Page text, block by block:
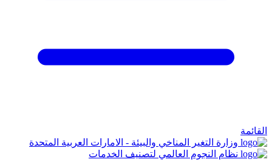
القائمة
وزارة التغير المناخي والبيئة - الامارات العربية المتحدة
نظام النجوم العالمي لتصنيف الخدمات